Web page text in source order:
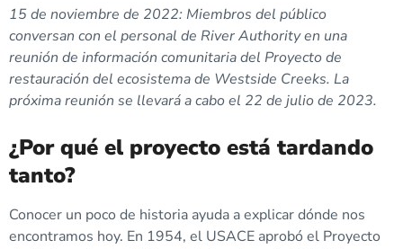
15 de noviembre de 2022: Miembros del público
conversan con el personal de River Authority en una
reunión de información comunitaria del Proyecto de
restauración del ecosistema de Westside Creeks. La
próxima reunión se llevará a cabo el 22 de julio de 2023.
¿Por qué el proyecto está tardando
tanto?
Conocer un poco de historia ayuda a explicar dónde nos
encontramos hoy. En 1954, el USACE aprobó el Proyecto